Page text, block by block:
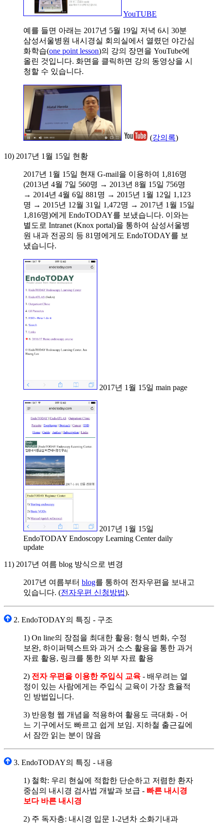
YouTUBE
예를 들면 아래는 2017년 5월 19일 저녁 6시 30분
삼성서울병원 내시경실 회의실에서 열렸던 야간심
화학습(one point lesson)의 강의 장면을 YouTube에
올린 것입니다. 화면을 클릭하면 강의 동영상을 시
청할 수 있습니다.
(강의록)
10) 2017년 1월 15일 현황
2017년 1월 15일 현재 G-mail을 이용하여 1,816명
(2013년 4월 7일 560명 → 2013년 8월 15일 756명
→ 2014년 4월 6일 881명 → 2015년 1월 12일 1,123
명 → 2015년 12월 31일 1,472명 → 2017년 1월 15일
1,816명)에게 EndoTODAY를 보냈습니다. 이와는
별도로 Intranet (Knox portal)을 통하여 삼성서울병
원 내과 전공의 등 81명에게도 EndoTODAY를 보
냈습니다.
2017년 1월 15일 main page
2017년 1월 15일
EndoTODAY Endoscopy Learning Center daily
update
11) 2017년 여름 blog 방식으로 변경
2017년 여름부터 blog를 통하여 전자우편을 보내고
있습니다. (전자우편 신청방법).
2. EndoTODAY의 특징 - 구조
1) On line의 장점을 최대한 활용: 형식 변화, 수정
보완, 하이퍼텍스트와 과거 소스 활용을 통한 과거
자료 활용, 링크를 통한 외부 자료 활용
2) 전자 우편을 이용한 주입식 교육 - 배우려는 열
정이 있는 사람에게는 주입식 교육이 가장 효율적
인 방법입니다.
3) 반응형 웹 개념을 적용하여 활용도 극대화 - 어
느 기구에서도 빠르고 쉽게 보임. 지하철 출근길에
서 잠깐 읽는 분이 많음
3. EndoTODAY의 특징 - 내용
1) 철학: 우리 현실에 적합한 단순하고 저렴한 환자
중심의 내시경 검사법 개발과 보급 - 빠른 내시경
보다 바른 내시경
2) 주 독자층: 내시경 입문 1-2년차 소화기내과